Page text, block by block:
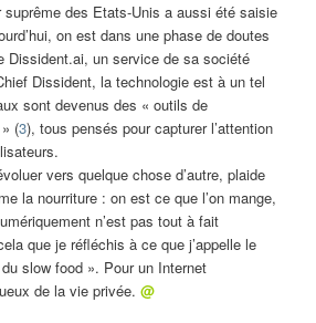
suprême des Etats-Unis a aussi été saisie
on est dans une phase de doutes
Dissident.ai, un service de sa société
Dissident, la technologie est à un tel
sont devenus des « outils de
(3), tous pensés pour capturer l’attention
vers quelque chose d’autre, plaide
la nourriture : on est ce que l’on mange,
n’est pas tout à fait
que je réfléchis à ce que j’appelle le
slow food ». Pour un Internet
de la vie privée.@